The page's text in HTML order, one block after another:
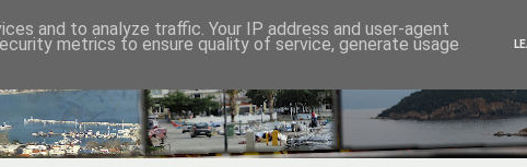
and to analyze traffic. Your IP address and user-agent
metrics to ensure quality of service, generate usage